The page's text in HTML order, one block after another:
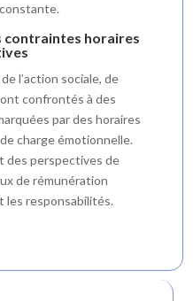
contraintes horaires
l’action sociale, de
confrontés à des
par des horaires
charge émotionnelle.
des perspectives de
de rémunération
les responsabilités.